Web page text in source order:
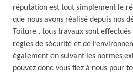
réputation est tout simplement le
que nous avons réalisé depuis nos
Toiture , tous travaux sont
règles de sécurité et de
également en suivant les normes
pouvez donc vous fiez à nous pour